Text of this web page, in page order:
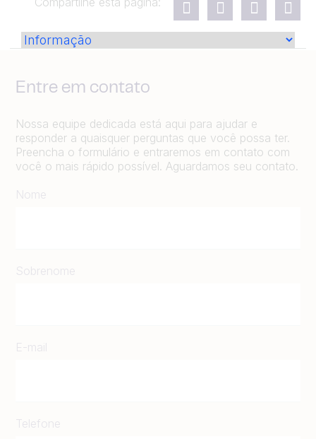
Entre em contato
Nossa equipe dedicada está aqui para ajudar e
responder a quaisquer perguntas que você possa ter.
Preencha o formulário e entraremos em contato com
você o mais rápido possível. Aguardamos seu contato.
Nome
Sobrenome
E-mail
Telefone